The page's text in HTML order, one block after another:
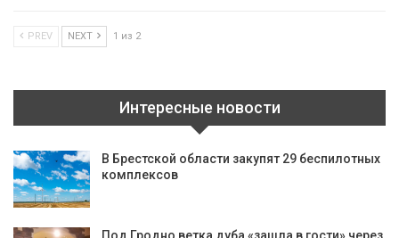
PREV NEXT 1 из 2
Интересные новости
В Брестской области закупят 29 беспилотных
комплексов